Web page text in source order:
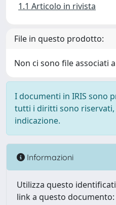
1.1 Articolo in rivista
File in questo prodotto:
Non ci sono file associati
I documenti in IRIS sono
tutti i diritti sono riservati,
indicazione.
Informazioni
Utilizza questo
link a questo documento: